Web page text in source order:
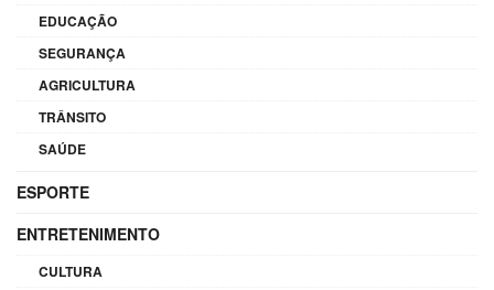
EDUCAÇÃO
SEGURANÇA
AGRICULTURA
TRÂNSITO
SAÚDE
ESPORTE
ENTRETENIMENTO
CULTURA